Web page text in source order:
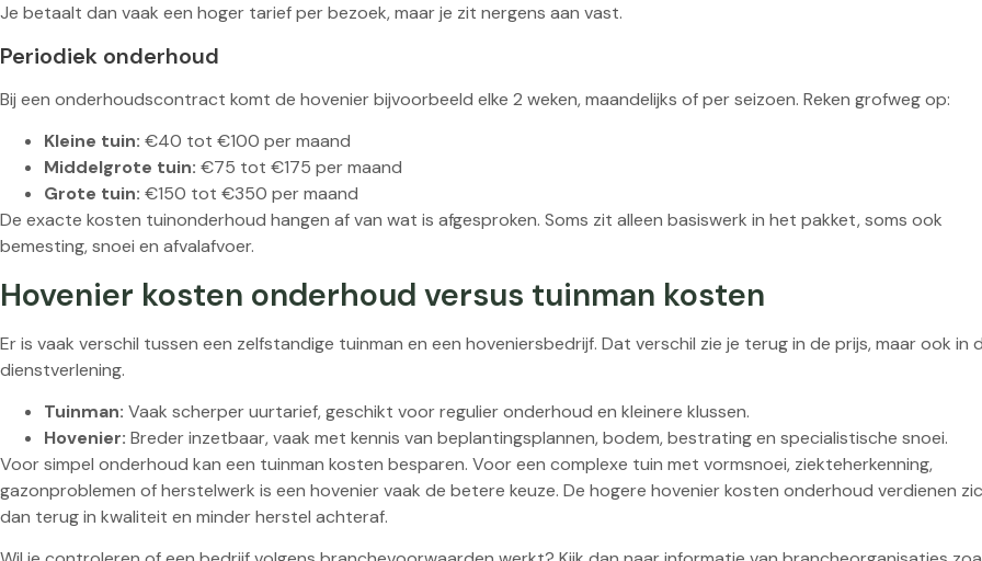
Je betaalt dan vaak een hoger tarief per bezoek, maar je zit nergens aan vast.
Periodiek onderhoud
Bij een onderhoudscontract komt de hovenier bijvoorbeeld elke 2 weken, maandelijks of per seizoen. Reken grofweg op:
Kleine tuin: €40 tot €100 per maand
Middelgrote tuin: €75 tot €175 per maand
Grote tuin: €150 tot €350 per maand
De exacte kosten tuinonderhoud hangen af van wat is afgesproken. Soms zit alleen basiswerk in het pakket, soms ook
bemesting, snoei en afvalafvoer.
Hovenier kosten onderhoud versus tuinman kosten
Er is vaak verschil tussen een zelfstandige tuinman en een hoveniersbedrijf. Dat verschil zie je terug in de prijs, maar ook in
dienstverlening.
Tuinman: Vaak scherper uurtarief, geschikt voor regulier onderhoud en kleinere klussen.
Hovenier: Breder inzetbaar, vaak met kennis van beplantingsplannen, bodem, bestrating en specialistische snoei.
Voor simpel onderhoud kan een tuinman kosten besparen. Voor een complexe tuin met vormsnoei, ziekteherkenning,
gazonproblemen of herstelwerk is een hovenier vaak de betere keuze. De hogere hovenier kosten onderhoud verdienen
dan terug in kwaliteit en minder herstel achteraf.